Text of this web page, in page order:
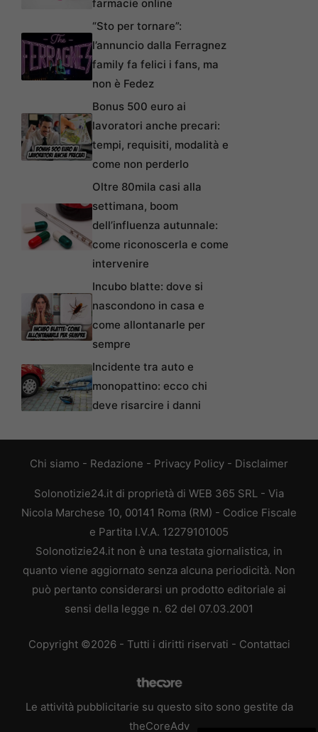
farmacie online
“Sto per tornare”:
l’annuncio dalla Ferragnez
family fa felici i fans, ma
non è Fedez
Bonus 500 euro ai
lavoratori anche precari:
tempi, requisiti, modalità e
come non perderlo
Oltre 80mila casi alla
settimana, boom
dell’influenza autunnale:
come riconoscerla e come
intervenire
Incubo blatte: dove si
nascondono in casa e
come allontanarle per
sempre
Incidente tra auto e
monopattino: ecco chi
deve risarcire i danni
Chi siamo - Redazione - Privacy Policy - Disclaimer
Solonotizie24.it di proprietà di WEB 365 SRL - Via
Nicola Marchese 10, 00141 Roma (RM) - Codice Fiscale
e Partita I.V.A. 12279101005
Solonotizie24.it non è una testata giornalistica, in
quanto viene aggiornato senza alcuna periodicità. Non
può pertanto considerarsi un prodotto editoriale ai
sensi della legge n. 62 del 07.03.2001
Copyright ©2026 - Tutti i diritti riservati - Contattaci
Le attività pubblicitarie su questo sito sono gestite da
theCoreAdv